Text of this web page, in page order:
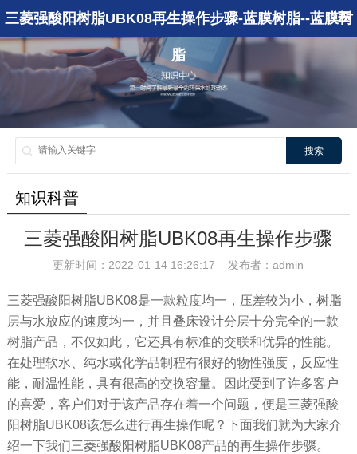
三菱强酸阳树脂UBK08再生操作步骤-蓝膜树脂--蓝膜树
脂
搜索
知识科普
三菱强酸阳树脂UBK08再生操作步骤
更新时间：2022-01-14 16:26:17 发布者：admin
三菱强酸阳树脂UBK08是一款粒度均一，压差较为小，树脂
层与水放应的速度均一，并且叠床设计分层十分完全的一款
树脂产品，不仅如此，它还具有标准的交联和优异的性能。
在处理软水、纯水或化学品制程有很好的物性强度，反应性
能，耐温性能，具有很高的交换容量。因此受到了许多客户
的喜爱，客户们对于该产品存在着一个问题，便是三菱强酸
阳树脂UBK08该怎么进行再生操作呢？下面我们就为大家介
绍一下我们三菱强酸阳树脂UBK08产品的再生操作步骤。